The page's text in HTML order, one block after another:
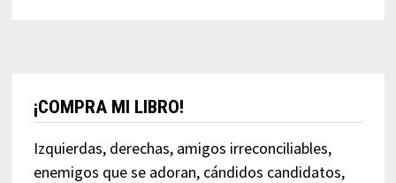
¡COMPRA MI LIBRO!
Izquierdas, derechas, amigos irreconciliables,
enemigos que se adoran, cándidos candidatos,